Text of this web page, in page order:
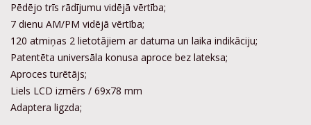
Pēdējo trīs rādījumu vidējā vērtība;
7 dienu AM/PM vidējā vērtība;
120 atmiņas 2 lietotājiem ar datuma un laika indikāciju;
Patentēta universāla konusa aproce bez lateksa;
Aproces turētājs;
Liels LCD izmērs / 69x78 mm
Adaptera ligzda;